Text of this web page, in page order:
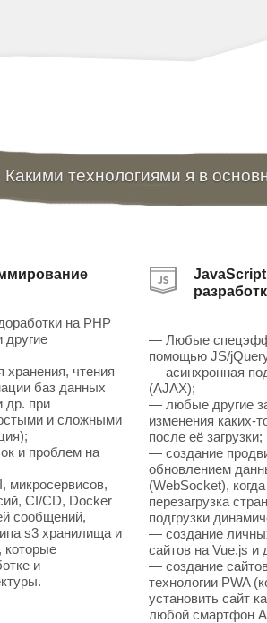
Какими технологиями я в
на PHP
другие
чтения
баз данных
др. при
и сложными
и проблем на
микросервисов,
CI/CD, Docker
сообщений,
s3 хранилища и
которые
и
— Любые
помощью JS/
— асинхронная
(AJAX);
— любые другие
изменения каких-
после её загрузки;
— создание
обновлением
(WebSocket),
перезагрузка
подгрузки
— создание
сайтов на Vue.js и
— создание
технологии PWA
установить сайт
любой смартфон